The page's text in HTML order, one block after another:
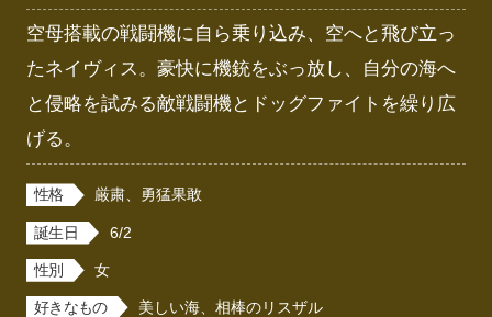
空母搭載の戦闘機に自ら乗り込み、空へと飛び立っ
たネイヴィス。豪快に機銃をぶっ放し、自分の海へ
と侵略を試みる敵戦闘機とドッグファイトを繰り広
げる。
性格 厳粛、勇猛果敢
誕生日 6/2
性別 女
好きなもの 美しい海、相棒のリスザル